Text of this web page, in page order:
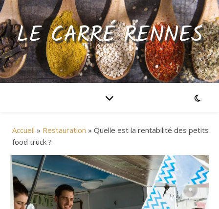
LE CARRÉ RENNES
Accueil » Restauration » Quelle est la rentabilité des petits
food truck ?